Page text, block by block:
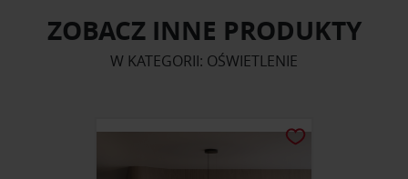
ZOBACZ INNE PRODUKTY
W KATEGORII: OŚWIETLENIE